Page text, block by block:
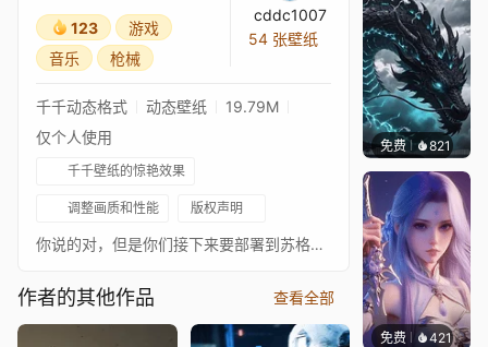
MCS-880-动态视
差-时间与音频响应
BATTLEFIELD204
123
游戏
音乐
枪械
cddc1007
54 张壁纸
千千动态格式 动态壁纸
19.79M
仅个人使用
千千壁纸的惊艳效果
调整画质和性能 版权声明
你说的对，但是你们接下来要部署到苏格兰，前往赫布里底群岛的地堡。俄军已经开始行动，从北风之神研发公司旗下的地下实验室里搜刮技术。不能让敌人掌握尖端科技物资，向实验室内部推进，把东方部队赶出去。方舟天使为我们提供了内部的蓝图，但我们要到现场才能知道还能获取哪些东西。保持警惕，控制那个行动区域。
作者的其他作品 查看全部
免费 821巽九
免费 421好看